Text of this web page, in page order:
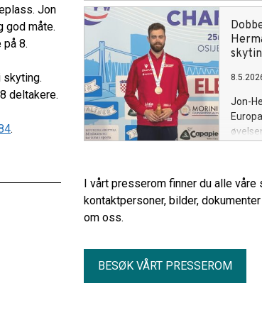
Jon
god måte.
8.
skyting.
deltakere.
.
Stark
tok
Jon-
I vårt presserom finner du alle
kontaktpersoner, bilder,
om oss.
BESØK VÅRT PRESSEROM